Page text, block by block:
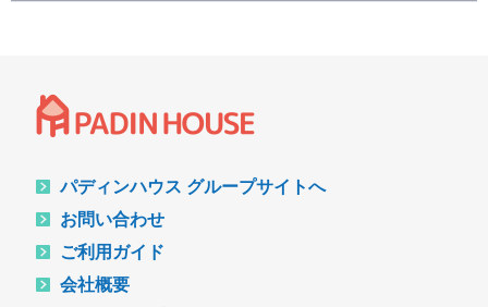
パディンハウス グループサイトへ
お問い合わせ
ご利用ガイド
会社概要